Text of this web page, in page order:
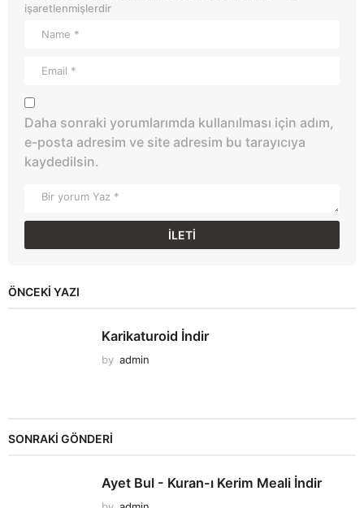
işaretlenmişlerdir
Daha sonraki yorumlarımda kullanılması için adım,
e-posta adresim ve site adresim bu tarayıcıya
kaydedilsin.
ÖNCEKI YAZI
Karikaturoid İndir
by admin
SONRAKİ GÖNDERİ
Ayet Bul - Kuran-ı Kerim Meali İndir